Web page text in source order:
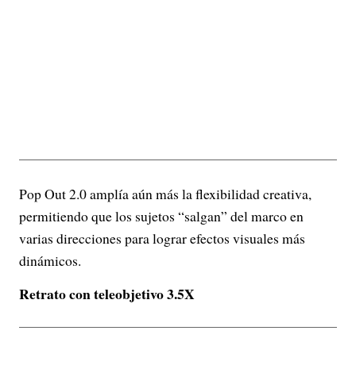
Pop Out 2.0 amplía aún más la flexibilidad creativa,
permitiendo que los sujetos “salgan” del marco en
varias direcciones para lograr efectos visuales más
dinámicos.
Retrato con teleobjetivo 3.5X